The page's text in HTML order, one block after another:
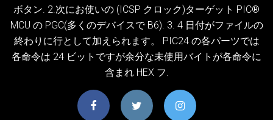
ボタン. 2.次にお使いの (ICSP クロック)ターゲット PIC®
MCU の PGC(多くのデバイスで B6). 3. 4 日付がファイルの
終わりに行として加えられます。 PIC24 の各パーツでは
各命令は 24 ビットですが余分な未使用バイトが各命令に
含まれ HEX フ.